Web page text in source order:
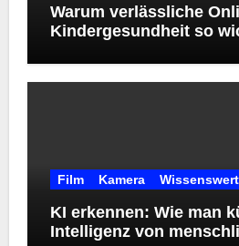
Warum verlässliche
Kindergesundheit so
Film Kamera
KI erkennen: Wie man
Intelligenz von